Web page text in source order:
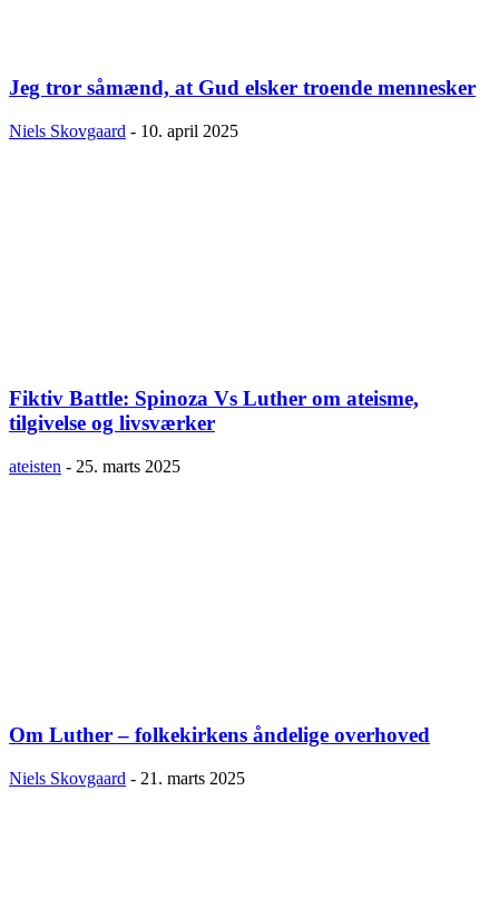
Jeg tror såmænd, at Gud elsker troende mennesker
Niels Skovgaard - 10. april 2025
Fiktiv Battle: Spinoza Vs Luther om ateisme,
tilgivelse og livsværker
ateisten - 25. marts 2025
Om Luther – folkekirkens åndelige overhoved
Niels Skovgaard - 21. marts 2025